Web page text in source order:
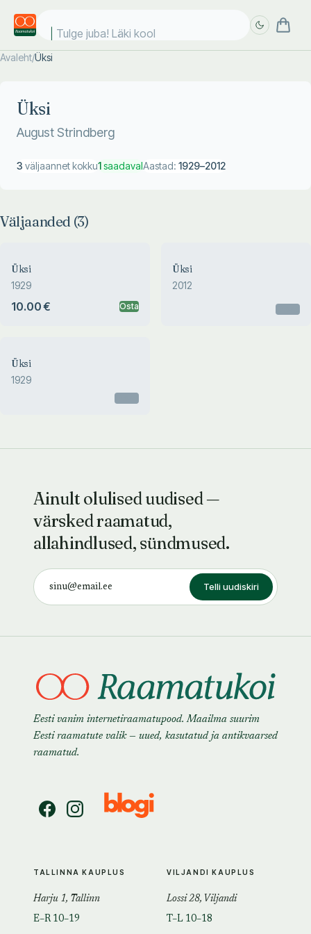
Tulge juba! Läki kooli
Avaleht/Üksi
Üksi
August Strindberg
3 väljaannet kokku1saadavalAastad: 1929–2012
Väljaanded (3)
Üksi
1929
10.00 € Osta
Üksi
2012
Üksi
1929
Ainult olulised uudised —
värsked raamatud,
allahindlused, sündmused.
Telli uudiskiri
Eesti vanim internetiraamatupood. Maailma suurim
Eesti raamatute valik — uued, kasutatud ja antikvaarsed
raamatud.
TALLINNA KAUPLUS
Harju 1, Tallinn
E–R 10–19
VILJANDI KAUPLUS
Lossi 28, Viljandi
T–L 10–18